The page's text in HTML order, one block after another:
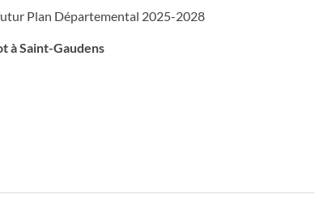
Plan Départemental 2025-2028
à Saint-Gaudens